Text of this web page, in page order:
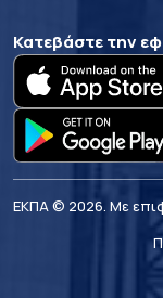
Κατεβάστε την
ΕΚΠΑ © 2026. Με